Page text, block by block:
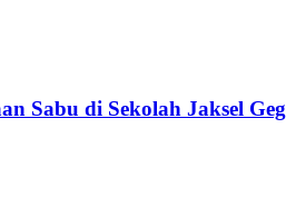
Sabu di Sekolah Jaksel